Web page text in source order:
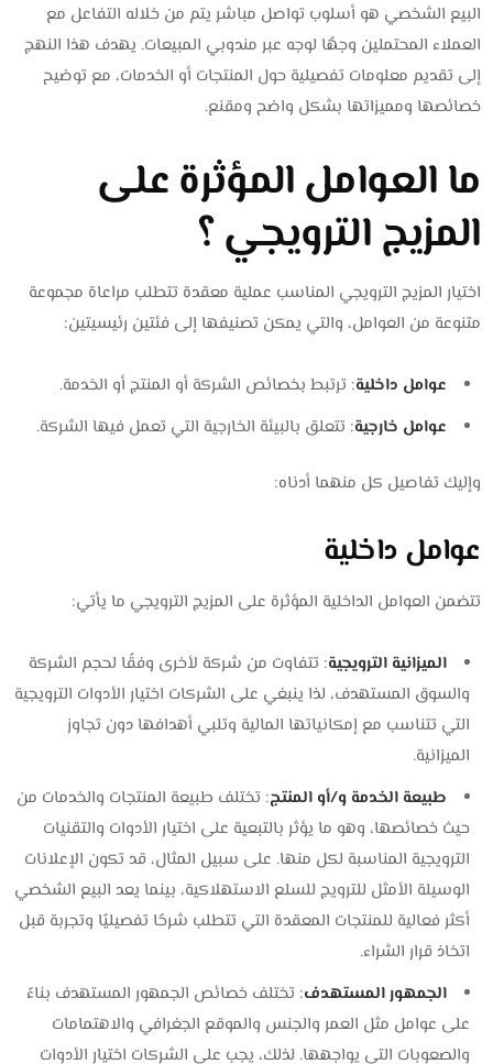
البيع الشخصي هو أسلوب تواصل مباشر يتم من خلاله التفاعل مع
العملاء المحتملين وجهًا لوجه عبر مندوبي المبيعات. يهدف هذا النهج
إلى تقديم معلومات تفصيلية حول المنتجات أو الخدمات، مع توضيح
خصائصها ومميزاتها بشكل واضح ومقنع.
ما العوامل المؤثرة على
المزيج الترويجي ؟
اختيار المزيج الترويجي المناسب عملية معقدة تتطلب مراعاة مجموعة
متنوعة من العوامل، والتي يمكن تصنيفها إلى فئتين رئيسيتين:
عوامل داخلية: ترتبط بخصائص الشركة أو المنتج أو الخدمة.
عوامل خارجية: تتعلق بالبيئة الخارجية التي تعمل فيها الشركة.
وإليك تفاصيل كل منهما أدناه:
عوامل داخلية
تتضمن العوامل الداخلية المؤثرة على المزيج الترويجي ما يأتي:
الميزانية الترويجية: تتفاوت من شركة لأخرى وفقًا لحجم الشركة
والسوق المستهدف، لذا ينبغي على الشركات اختيار الأدوات الترويجية
التي تتناسب مع إمكانياتها المالية وتلبي أهدافها دون تجاوز
الميزانية.
طبيعة الخدمة و/أو المنتج: تختلف طبيعة المنتجات والخدمات من
حيث خصائصها، وهو ما يؤثر بالتبعية على اختيار الأدوات والتقنيات
الترويجية المناسبة لكل منها. على سبيل المثال، قد تكون الإعلانات
الوسيلة الأمثل للترويج للسلع الاستهلاكية، بينما يعد البيع الشخصي
أكثر فعالية للمنتجات المعقدة التي تتطلب شرحًا تفصيليًا وتجربة قبل
اتخاذ قرار الشراء.
الجمهور المستهدف: تختلف خصائص الجمهور المستهدف بناءً
على عوامل مثل العمر والجنس والموقع الجغرافي والاهتمامات
والصعوبات التي يواجهها. لذلك، يجب على الشركات اختيار الأدوات